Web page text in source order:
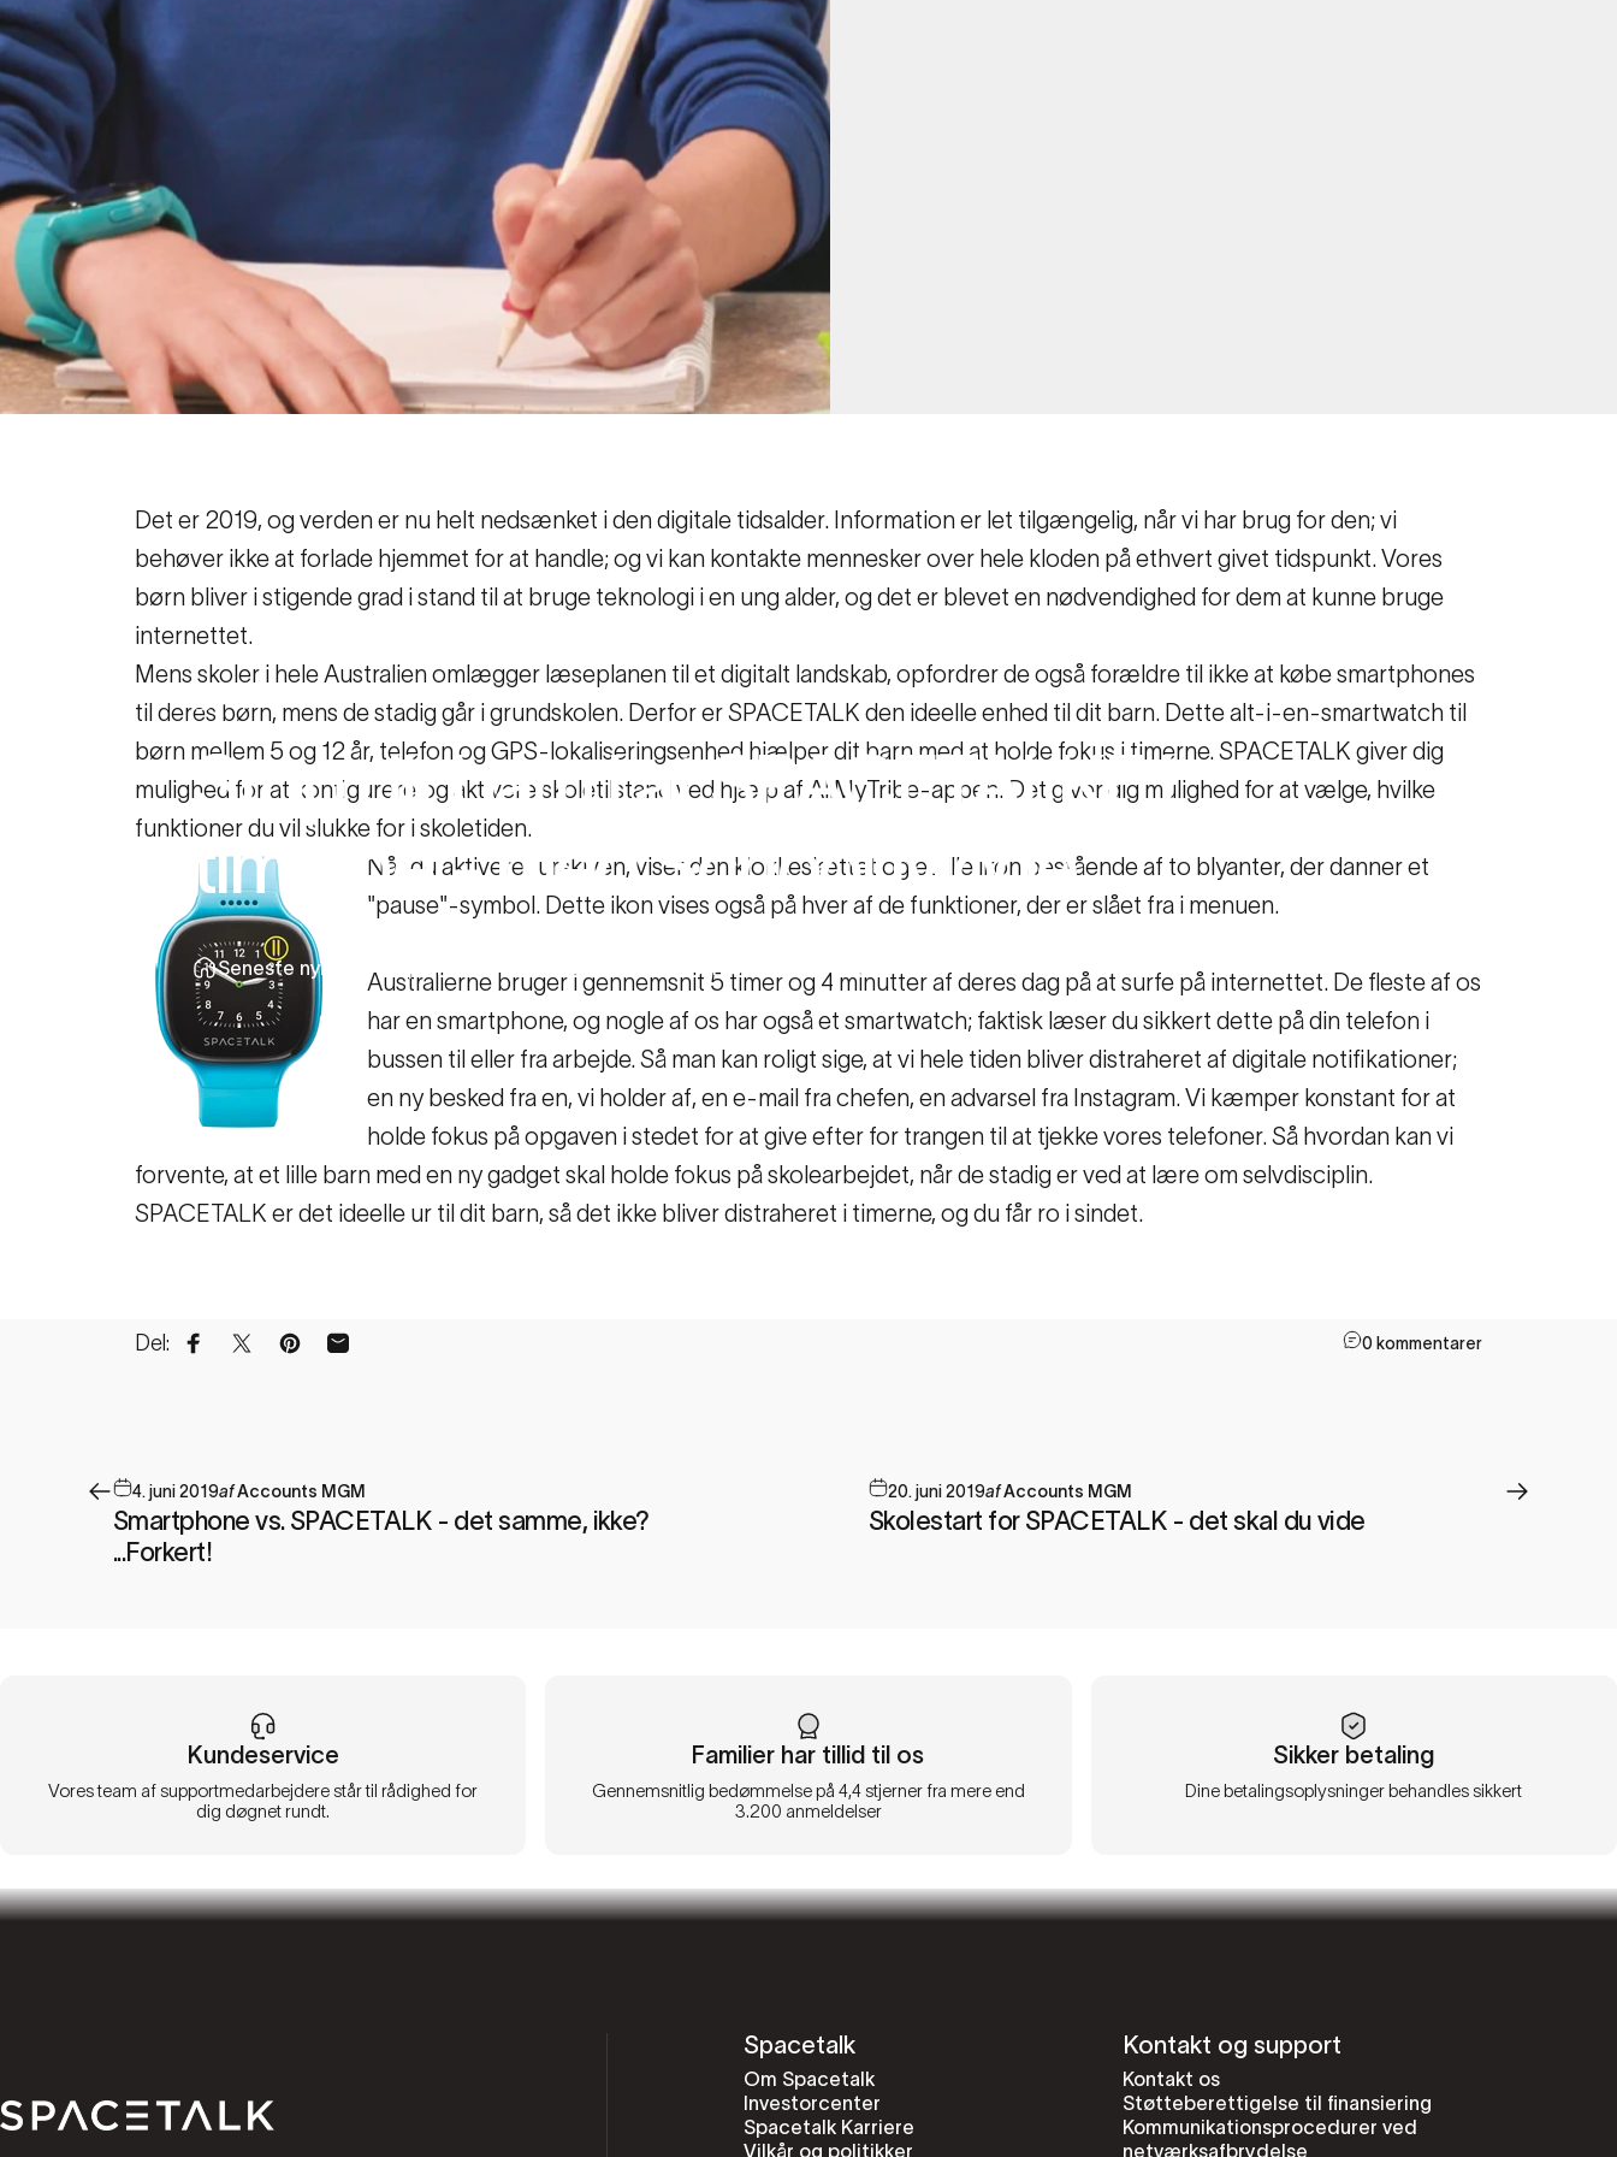
14. juni 2019
StopditbarniatSPACETALKEi
timerne-medSchoolMode
Seneste nyhederStop dit barn i at SPACETALKE i timerne - med School Mode
Det er 2019, og verden er nu helt nedsænket i den digitale tidsalder. Information er let tilgængelig, når vi har brug for den; vi
behøver ikke at forlade hjemmet for at handle; og vi kan kontakte mennesker over hele kloden på ethvert givet tidspunkt. Vores
børn bliver i stigende grad i stand til at bruge teknologi i en ung alder, og det er blevet en nødvendighed for dem at kunne bruge
internettet.
Mens skoler i hele Australien omlægger læseplanen til et digitalt landskab, opfordrer de også forældre til ikke at købe smartphones
til deres børn, mens de stadig går i grundskolen. Derfor er SPACETALK den ideelle enhed til dit barn. Dette alt-i-en-smartwatch til
børn mellem 5 og 12 år, telefon og GPS-lokaliseringsenhed hjælper dit barn med at holde fokus i timerne. SPACETALK giver dig
mulighed for at konfigurere og aktivere skoletilstand ved hjælp af AllMyTribe-appen. Det giver dig mulighed for at vælge, hvilke
funktioner du vil slukke for i skoletiden.
Når du aktiverer urskiven, viser den klokkeslættet og et lille ikon bestående af to blyanter, der danner et
"pause"-symbol. Dette ikon vises også på hver af de funktioner, der er slået fra i menuen.
Australierne bruger i gennemsnit 5 timer og 4 minutter af deres dag på at surfe på internettet. De fleste af os
har en smartphone, og nogle af os har også et smartwatch; faktisk læser du sikkert dette på din telefon i
bussen til eller fra arbejde. Så man kan roligt sige, at vi hele tiden bliver distraheret af digitale notifikationer;
en ny besked fra en, vi holder af, en e-mail fra chefen, en advarsel fra Instagram. Vi kæmper konstant for at
holde fokus på opgaven i stedet for at give efter for trangen til at tjekke vores telefoner. Så hvordan kan vi
forvente, at et lille barn med en ny gadget skal holde fokus på skolearbejdet, når de stadig er ved at lære om selvdisciplin.
SPACETALK er det ideelle ur til dit barn, så det ikke bliver distraheret i timerne, og du får ro i sindet.
Del: Del på Facebook
Del på XPin på Pinterest
Del via e-mail 0 kommentarer
4. juni 2019afAccounts MGM
Smartphone vs. SPACETALK - det samme, ikke?
...Forkert!
20. juni 2019afAccounts MGM
Skolestart for SPACETALK - det skal du vide
Kundeservice
Vores team af supportmedarbejdere står til rådighed for
dig døgnet rundt.
Familier har tillid til os
Gennemsnitlig bedømmelse på 4,4 stjerner fra mere end
3.200 anmeldelser
Sikker betaling
Dine betalingsoplysninger behandles sikkert
Spacetalk
Om Spacetalk
Investorcenter
Spacetalk Karriere
Vilkår og politikker
Kontakt og support
Kontakt os
Støtteberettigelse til finansiering
Kommunikationsprocedurer ved
netværksafbrydelse
Spacetalk